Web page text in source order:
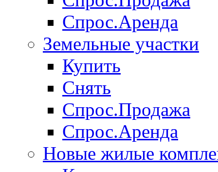
Спрос.Аренда
Земельные участки
Купить
Снять
Спрос.Продажа
Спрос.Аренда
Новые жилые